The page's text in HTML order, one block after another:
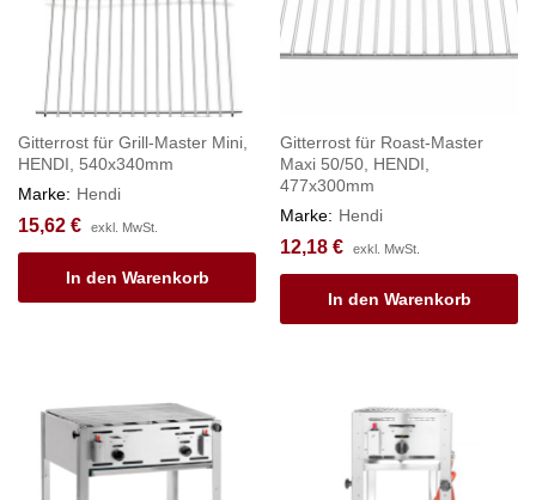
Gitterrost für Grill-Master Mini,
HENDI, 540x340mm
Marke: Hendi
15,62 € exkl. MwSt.
In den Warenkorb
Gitterrost für Roast-Master
Maxi 50/50, HENDI,
477x300mm
Marke: Hendi
12,18 € exkl. MwSt.
In den Warenkorb